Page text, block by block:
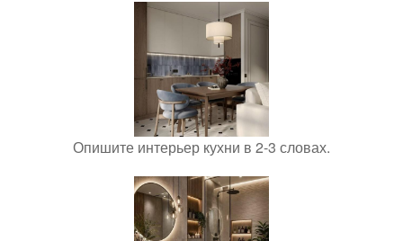
Опишите интерьер кухни в 2-3 словах.